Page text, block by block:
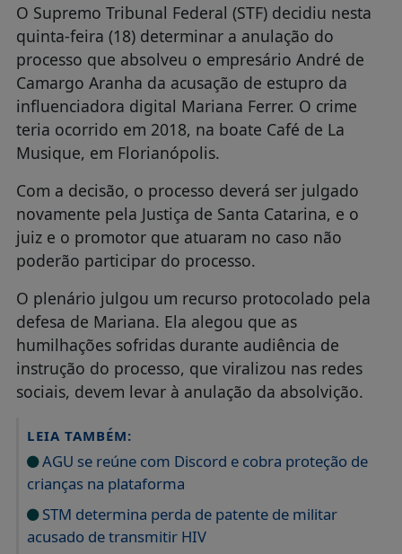
O Supremo Tribunal Federal (STF) decidiu nesta
quinta-feira (18) determinar a anulação do
processo que absolveu o empresário André de
Camargo Aranha da acusação de estupro da
influenciadora digital Mariana Ferrer. O crime
teria ocorrido em 2018, na boate Café de La
Musique, em Florianópolis.
Com a decisão, o processo deverá ser julgado
novamente pela Justiça de Santa Catarina, e o
juiz e o promotor que atuaram no caso não
poderão participar do processo.
O plenário julgou um recurso protocolado pela
defesa de Mariana. Ela alegou que as
humilhações sofridas durante audiência de
instrução do processo, que viralizou nas redes
sociais, devem levar à anulação da absolvição.
LEIA TAMBÉM:
AGU se reúne com Discord e cobra proteção de
crianças na plataforma
STM determina perda de patente de militar
acusado de transmitir HIV